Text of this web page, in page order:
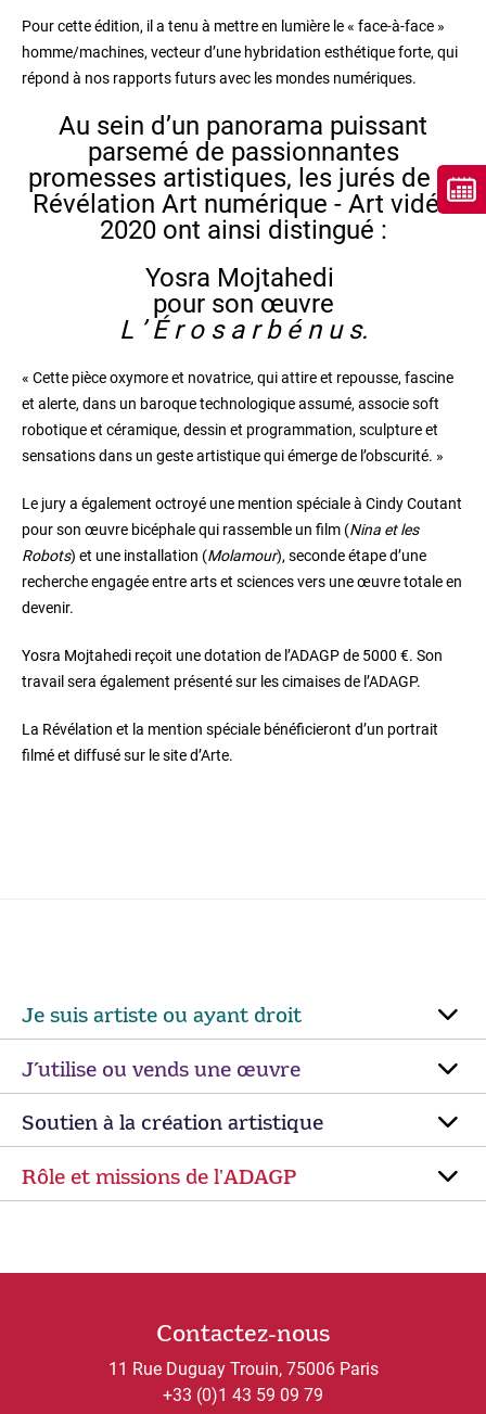
Pour cette édition, il a tenu à mettre en lumière le « face-à-face »
homme/machines, vecteur d’une hybridation esthétique forte, qui
répond à nos rapports futurs avec les mondes numériques.
Au sein d’un panorama puissant
parsemé de passionnantes
promesses artistiques, les jurés de la
Révélation Art numérique - Art vidéo
2020 ont ainsi distingué :
Yosra Mojtahedi
pour son œuvre
L ’ É r o s a r b é n u s.
« Cette pièce oxymore et novatrice, qui attire et repousse, fascine
et alerte, dans un baroque technologique assumé, associe soft
robotique et céramique, dessin et programmation, sculpture et
sensations dans un geste artistique qui émerge de l’obscurité. »
Le jury a également octroyé une mention spéciale à Cindy Coutant
pour son œuvre bicéphale qui rassemble un film (Nina et les
Robots) et une installation (Molamour), seconde étape d’une
recherche engagée entre arts et sciences vers une œuvre totale en
devenir.
Yosra Mojtahedi reçoit une dotation de l’ADAGP de 5000 €. Son
travail sera également présenté sur les cimaises de l’ADAGP.
La Révélation et la mention spéciale bénéficieront d’un portrait
filmé et diffusé sur le site d’Arte.
Je suis artiste ou ayant droit
J’utilise ou vends une œuvre
Soutien à la création artistique
Rôle et missions de lʼADAGP
Contactez-nous
11 Rue Duguay Trouin, 75006 Paris
+33 (0)1 43 59 09 79